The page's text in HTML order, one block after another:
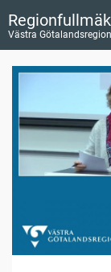
Västra